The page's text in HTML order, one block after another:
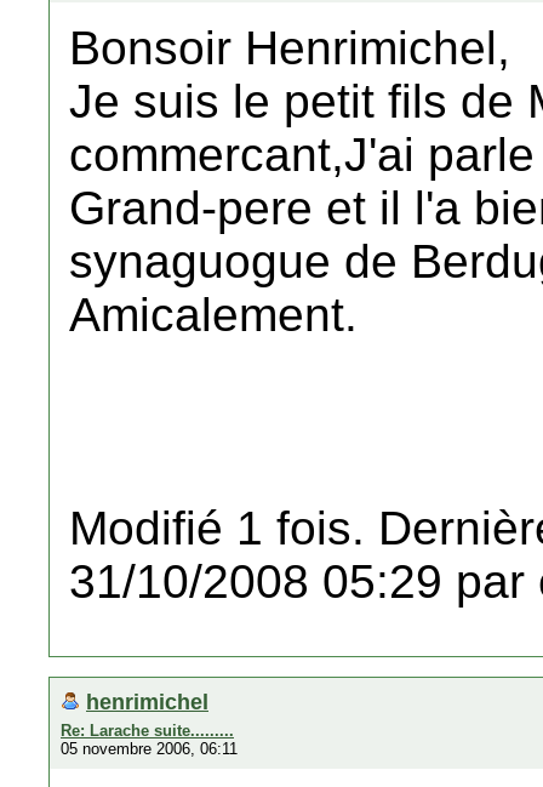
Bonsoir Henrimichel,
Je suis le petit fils de
commercant,J'ai
Grand-pere et il l'a
synaguogue de
Amicalement.
Modifié 1 fois.
31/10/2008 05:29 par
henrimichel
Re: Larache suite.........
05 novembre 2006, 06:11